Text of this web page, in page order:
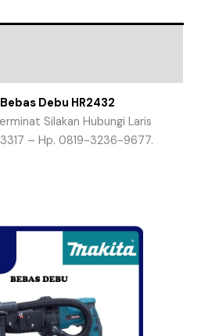
Debu HR2432
Silakan Hubungi Laris
– Hp. 0819-3236-9677.